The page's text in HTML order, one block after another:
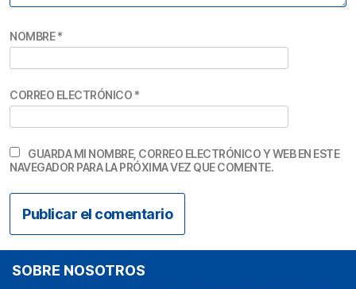
NOMBRE*
CORREO ELECTRÓNICO *
GUARDA MI NOMBRE, CORREO ELECTRÓNICO Y WEB EN ESTE
NAVEGADOR PARA LA PRÓXIMA VEZ QUE COMENTE.
SOBRE NOSOTROS